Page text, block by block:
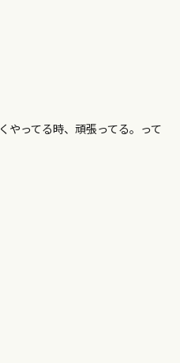
やってる時、頑張ってる。って